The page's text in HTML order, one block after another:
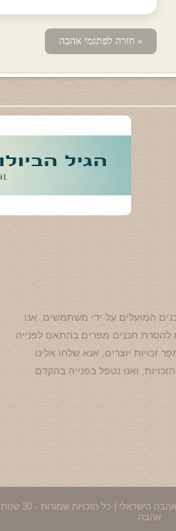
« חזרה לפתגמי אהבה
המועלים על ידי משתמשים. אנו
להסרת תכנים מפרים בהתאם לפנייה
יוצרים, אנא שלחו אלינו
ואנו נטפל בפנייה בהקדם
© 1996 - 2026 אהבה - אתר האהבה הישראלי | כל הזכויות שמורות - 30 שנות
אהבה.